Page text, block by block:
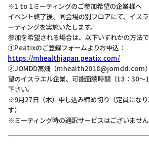
※1 to 1ミーティングのご参加希望の企業様へ
イベント終了後、同会場の別フロアにて、イス
ーティングを実施いたします。
参加を希望される場合は、以下いずれかの方法で
①Peatixのご登録フォームよりお申込：
https://mhealthjapan.peatix.com/
②JOMDD高畑（mhealth2018@jomdd.com
望のイスラエル企業、可能面談時間（13：30
下さい。
※9月27日（木）申し込み締め切り（定員にな
す）
※ミーティング時の通訳サービスはございません